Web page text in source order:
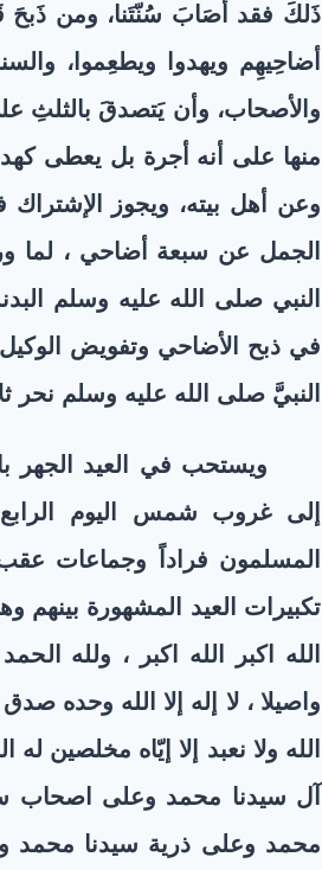
ذَلكَ فقد أصَابَ سُنّتَنا، ومن ذَبحَ
أضاحِيهِم ويهدوا ويطعِموا،
والأصحاب، وأن يَتصدقَ بالثلثِ
منها على أنه أجرة بل يعطى
وعن أهل بيته، ويجوز الإشتراك
الجمل عن سبعة أضاحي ، لما
النبي صلى الله عليه وسلم
في ذبح الأضاحي وتفويض
النبيَّ صلى الله عليه وسلم نحر
ويستحب في العيد الجهر
إلى غروب شمس اليوم
المسلمون فراداً وجماعات
تكبيرات العيد المشهورة بينهم
الله اكبر الله اكبر ، ولله
واصيلا ، لا إله إلا الله وحده
الله ولا نعبد إلا إيّاه مخلصين
آل سيدنا محمد وعلى اصحاب
محمد وعلى ذرية سيدنا محمد